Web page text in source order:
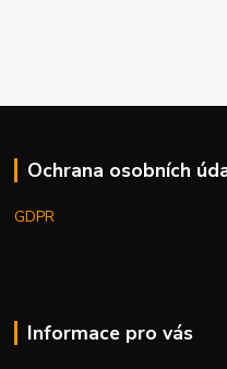
Ochrana osobních
GDPR
Informace pro vás